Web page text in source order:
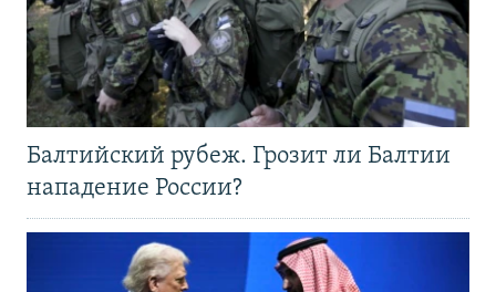
Балтийский рубеж. Грозит ли Балтии
нападение России?